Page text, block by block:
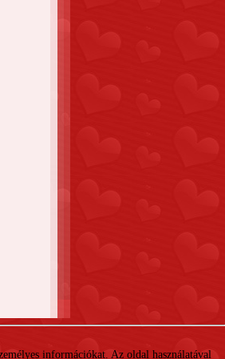
információkat. Az oldal használatával